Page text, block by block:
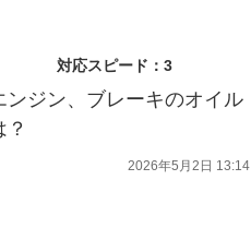
対応スピード：3
ジン、ブレーキのオイル
2026年5月2日 13:14